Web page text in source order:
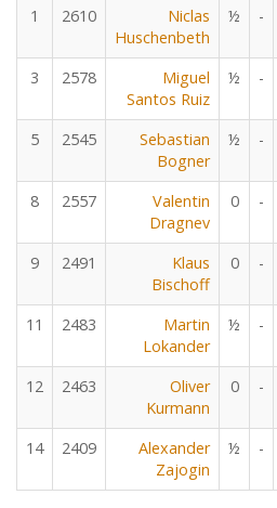
1
2610
Niclas
Huschenbeth
½ -
3 2578
Miguel
Santos Ruiz
½ -
5 2545
Sebastian
Bogner
½ -
8 2557
Valentin
Dragnev
0 -
9 2491
Klaus
Bischoff
0 -
11 2483
Martin
Lokander
½ -
12 2463
Oliver
Kurmann
0 -
14 2409
Alexander
Zajogin
½ -